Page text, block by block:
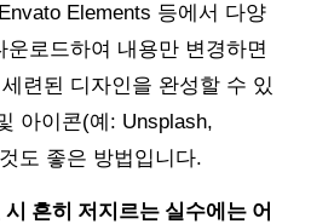
Elements 등에서 다양
로드하여 내용만 변경하면
련된 디자인을 완성할 수 있
아이콘(예: Unsplash,
도 좋은 방법입니다.
흔히 저지르는 실수에는 어